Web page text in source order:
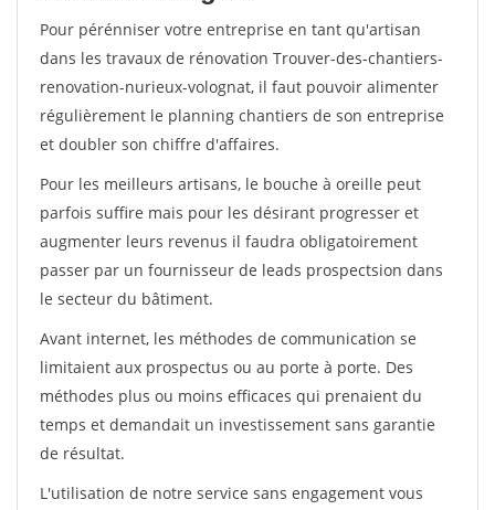
Pour pérénniser votre entreprise en tant qu'artisan
dans les travaux de rénovation Trouver-des-chantiers-
renovation-nurieux-volognat, il faut pouvoir alimenter
régulièrement le planning chantiers de son entreprise
et doubler son chiffre d'affaires.
Pour les meilleurs artisans, le bouche à oreille peut
parfois suffire mais pour les désirant progresser et
augmenter leurs revenus il faudra obligatoirement
passer par un fournisseur de leads prospectsion dans
le secteur du bâtiment.
Avant internet, les méthodes de communication se
limitaient aux prospectus ou au porte à porte. Des
méthodes plus ou moins efficaces qui prenaient du
temps et demandait un investissement sans garantie
de résultat.
L'utilisation de notre service sans engagement vous